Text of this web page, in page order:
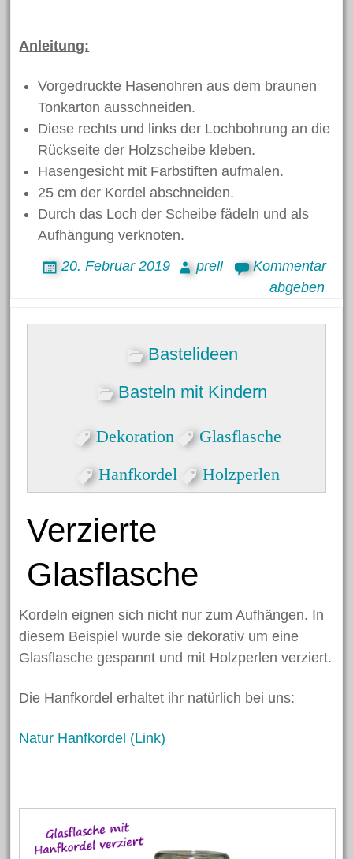
Bügelperlen
Geschenk Hase
Herbst Holzperlen Holzscheiben Karneval
Kinder Kommunion Kork Laterne
Laternenumzug Licht Modellieren Muttertag
Osterdeko Osterei Ostereier
Osterhase Ostern
Schlüsselanhänger Schmuck Schulanfang Schule
Weihnachten
Eintrags-Feed
WordPress.org
for:
Anleitung:
Vorgedruckte Hasenohren aus dem braunen
Tonkarton ausschneiden.
Diese rechts und links der Lochbohrung an die
Rückseite der Holzscheibe kleben.
Hasengesicht mit Farbstiften aufmalen.
25 cm der Kordel abschneiden.
Durch das Loch der Scheibe fädeln und als
Aufhängung verknoten.
20. Februar 2019
prell
Kommentar
abgeben
Bastelideen
Basteln mit Kindern
Dekoration Glasflasche
Hanfkordel Holzperlen
Verzierte
Glasflasche
Kordeln eignen sich nicht nur zum Aufhängen. In
diesem Beispiel wurde sie dekorativ um eine
Glasflasche gespannt und mit Holzperlen verziert.
Die Hanfkordel erhaltet ihr natürlich bei uns:
Natur Hanfkordel (Link)